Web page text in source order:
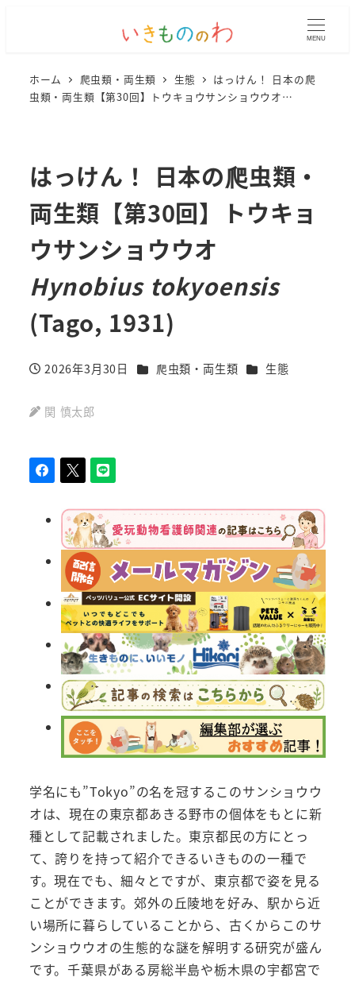
MENU
ホーム 爬虫類・両生類 生態
はっけん！ 日本の爬
虫類・両生類【第30回】トウキョウサンショウウオ
はっけん！ 日本の爬虫類・
両生類【第30回】トウキョ
ウサンショウウオ
Hynobius tokyoensis
(Tago, 1931)
投稿日
2026年3月30日 カテゴリー
爬虫類・両生類 カテゴリー
生態
関 慎太郎
学名にも”Tokyo”の名を冠するこのサンショウウ
オは、現在の東京都あきる野市の個体をもとに新
種として記載されました。東京都民の方にとっ
て、誇りを持って紹介できるいきものの一種で
す。現在でも、細々とですが、東京都で姿を見る
ことができます。郊外の丘陵地を好み、駅から近
い場所に暮らしていることから、古くからこのサ
ンショウウオの生態的な謎を解明する研究が盛ん
です。千葉県がある房総半島や栃木県の宇都宮で